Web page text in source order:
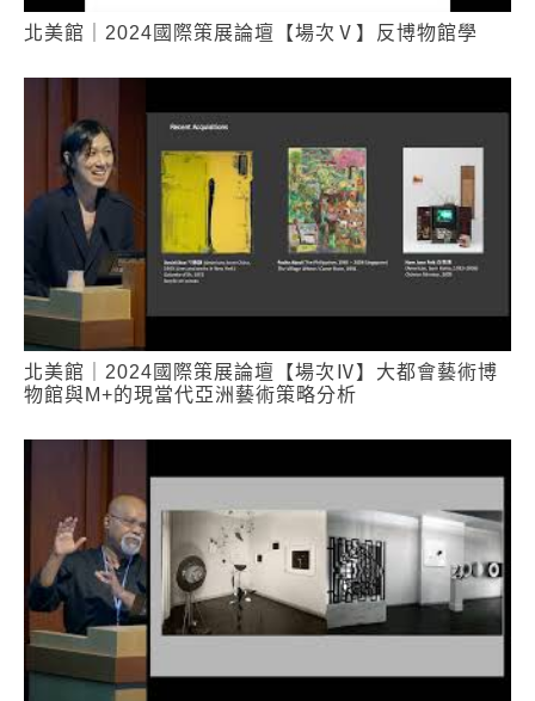
北美館｜2024國際策展論壇【場次Ⅴ】反博物館學
北美館｜2024國際策展論壇【場次Ⅳ】大都會藝術博
物館與M+的現當代亞洲藝術策略分析